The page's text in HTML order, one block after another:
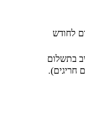
לא יאוחר מה- 15 לחודש הקודם לחודש
לאחר ה – 1.5.2026 ההורה יחויב בתשלום
חריגים).